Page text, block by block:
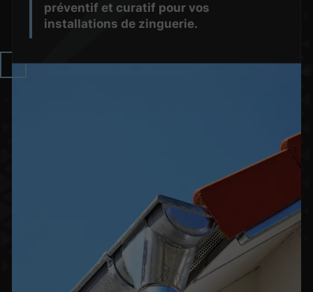
préventif et curatif pour vos
installations de zinguerie.